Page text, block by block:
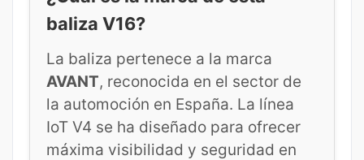
baliza V16?
La baliza pertenece a la marca
AVANT, reconocida en el sector de
la automoción en España. La línea
IoT V4 se ha diseñado para ofrecer
máxima visibilidad y seguridad en